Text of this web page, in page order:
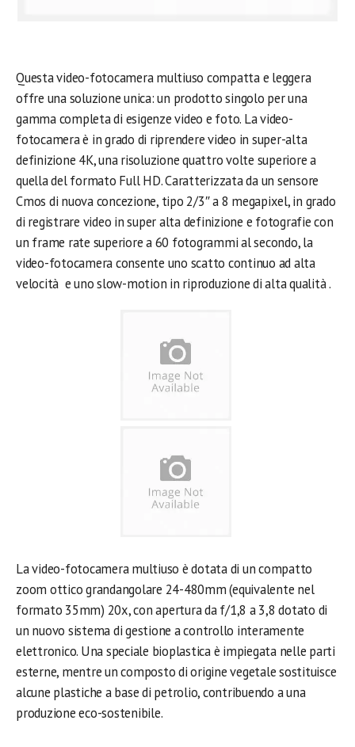
Questa video-fotocamera multiuso compatta e leggera
offre una soluzione unica: un prodotto singolo per una
gamma completa di esigenze video e foto. La video-
fotocamera è in grado di riprendere video in super-alta
definizione 4K, una risoluzione quattro volte superiore a
quella del formato Full HD. Caratterizzata da un sensore
Cmos di nuova concezione, tipo 2/3″ a 8 megapixel, in grado
di registrare video in super alta definizione e fotografie con
un frame rate superiore a 60 fotogrammi al secondo, la
video-fotocamera consente uno scatto continuo ad alta
velocità e uno slow-motion in riproduzione di alta qualità .
La video-fotocamera multiuso è dotata di un compatto
zoom ottico grandangolare 24-480mm (equivalente nel
formato 35mm) 20x, con apertura da f/1,8 a 3,8 dotato di
un nuovo sistema di gestione a controllo interamente
elettronico. Una speciale bioplastica è impiegata nelle parti
esterne, mentre un composto di origine vegetale sostituisce
alcune plastiche a base di petrolio, contribuendo a una
produzione eco-sostenibile.